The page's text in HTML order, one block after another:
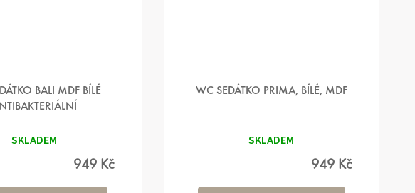
BALI MDF BÍLÉ
SKLADEM
949 Kč
WC SEDÁTKO PRIMA, BÍLÉ, MDF
SKLADEM
949 Kč